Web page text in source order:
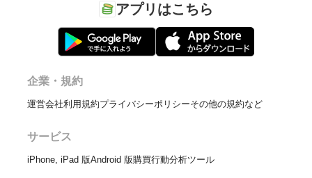
アプリはこちら
企業・規約
運営会社利用規約プライバシーポリシーその他の規約など
サービス
iPhone, iPad 版Android 版購買行動分析ツール